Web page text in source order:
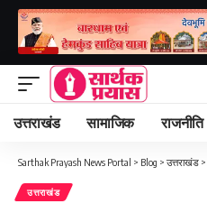
उत्तराखंड सामाजिक राजनीति
Sarthak Prayash News Portal > Blog > उत्तराखंड >
उत्तराखंड